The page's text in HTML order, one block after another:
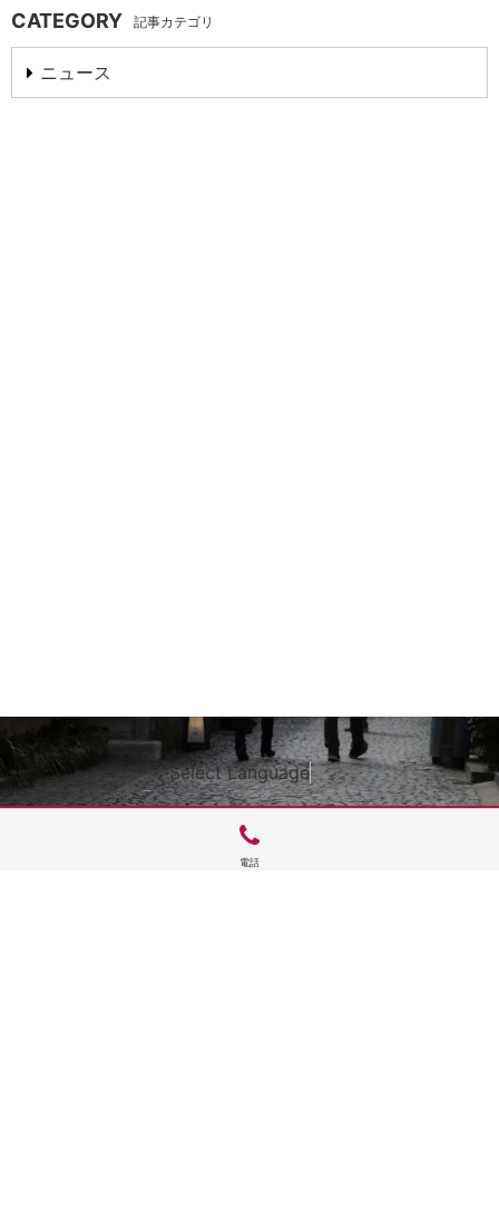
CATEGORY 記事カテゴリ
ニュース
Select Language▼
電話